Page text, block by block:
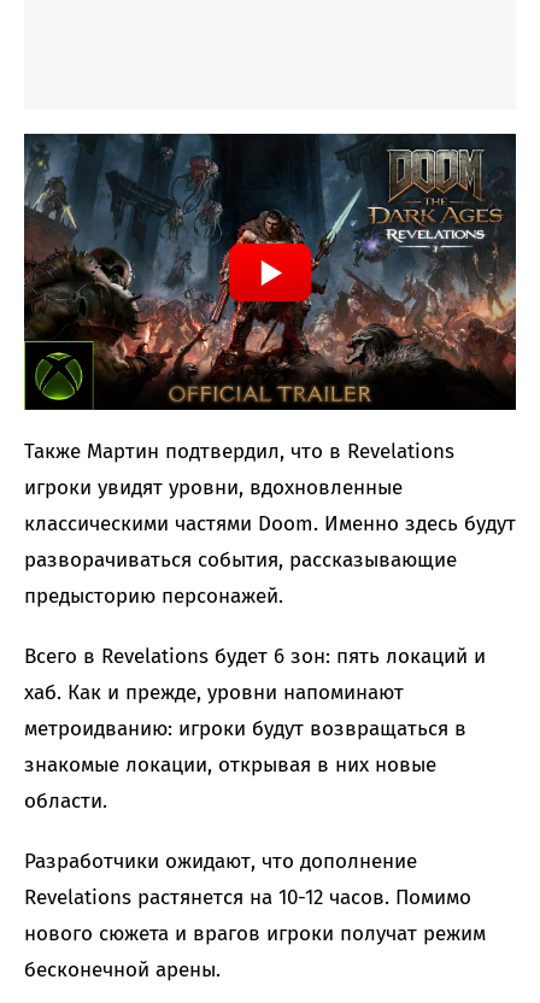
Также Мартин подтвердил, что в Revelations
игроки увидят уровни, вдохновленные
классическими частями Doom. Именно здесь будут
разворачиваться события, рассказывающие
предысторию персонажей.
Всего в Revelations будет 6 зон: пять локаций и
хаб. Как и прежде, уровни напоминают
метроидванию: игроки будут возвращаться в
знакомые локации, открывая в них новые
области.
Разработчики ожидают, что дополнение
Revelations растянется на 10-12 часов. Помимо
нового сюжета и врагов игроки получат режим
бесконечной арены.